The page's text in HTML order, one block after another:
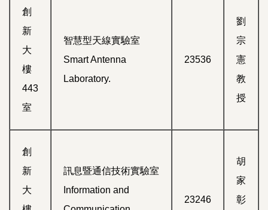
創
新
大
樓
443
室
智慧型天線實驗室
Smart Antenna
Laboratory.
23536
劉
宗
憲
教
授
創
新
大
訊息暨通信技術實驗室
Information and
23246
胡
家
彰